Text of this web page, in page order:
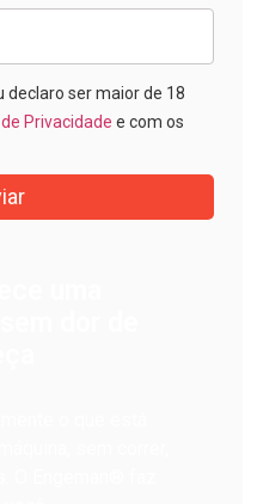
ser maior de 18
Privacidade e com os